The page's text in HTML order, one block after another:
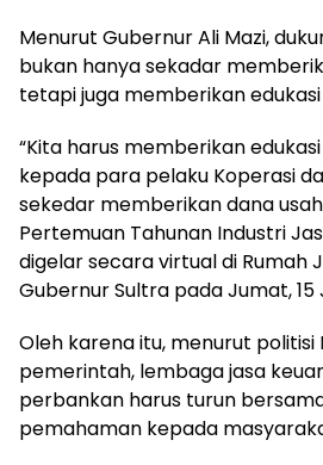
Menurut Gubernur Ali Mazi,
bukan hanya sekadar
tetapi juga memberikan
“Kita harus memberikan
kepada para pelaku Koperasi
sekedar memberikan dana
Pertemuan Tahunan Industri
digelar secara virtual di Rumah
Gubernur Sultra pada Jumat, 15
Oleh karena itu, menurut politisi
pemerintah, lembaga jasa
perbankan harus turun
pemahaman kepada